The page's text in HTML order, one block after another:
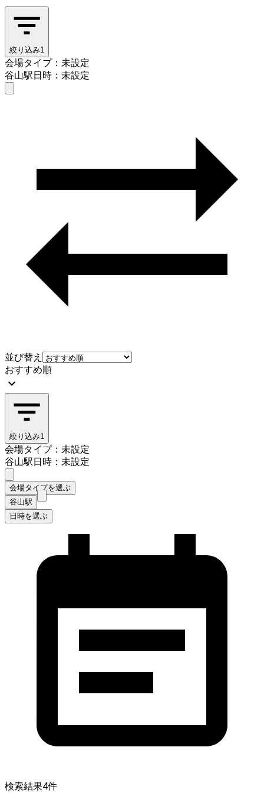
絞り込み1
会場タイプ：未設定
谷山駅日時：未設定
並び替え
おすすめ順
絞り込み1
会場タイプ：未設定
谷山駅日時：未設定
会場タイプを選ぶ
谷山駅
日時を選ぶ
検索結果4件